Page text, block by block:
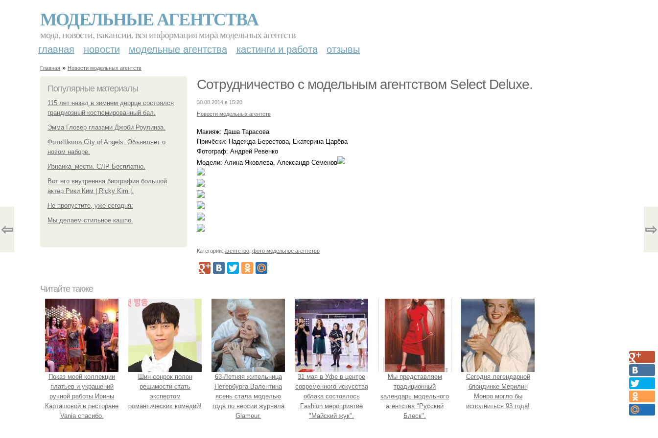
МОДЕЛЬНЫЕ АГЕНТСТВА
мода, новости, вакансии. вся информация мира модельных агентств
главная новости модельные агентства кастинги и работа отзывы
Главная » Новости модельных агентств
Популярные материалы
115 лет назад в зимнем дворце состоялся
грандиозный костюмированный бал.
Эмма Гловер глазами Джоби Роулинза.
ФотоШкола City of Angels. Объявляет о
новом наборе.
Изнанка_мести. СЛР Бесплатно.
Вот его внутренняя биография большой
актер Рики Ким | Ricky Kim |.
Не пропустите, уже сегодня:
Мы делаем стильное кашпо.
Сотрудничество с модельным агентством Select Deluxe.
30.08.2014 в 15:20
Новости модельных агентств
Макияж: Даша Тарасова
Причёски: Надежда Берестова, Екатерина Царёва
Фотограф: Андрей Ревенко
Модели: Алина Яковлева, Александр Семенов
Категории: агентство фото модельное агентство
⇦ ⇨
Читайте также
Показ моей коллекции
платьев и украшений
ручной работы Ирины
Карташовой в ресторане
Vania спасибо.
Шин сонрок полон
решимости стать
экспертом
романтических комедий!
63-Летняя жительница
Петербурга Валентина
ясень стала моделью
года по версии журнала
Glamour.
31 мая в Уфе в центре
современного искусства
облака состоялось
Fashion мероприятие
"Майский жук".
Мы представляем
традиционный
календарь модельного
агентства "Русский
Блеск".
Сегодня легендарной
блондинке Мерилин
Монро могло бы
исполниться 93 года!